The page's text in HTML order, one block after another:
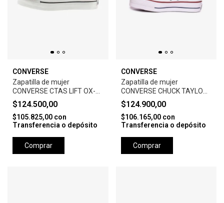
CONVERSE
Zapatilla de mujer
CONVERSE CTAS LIFT OX-
BLACK
$124.500,00
$105.825,00 con
Transferencia o depósito
Comprar
CONVERSE
Zapatilla de mujer
CONVERSE CHUCK TAYLOR
STAR LIFT HI-WHITE
$124.900,00
$106.165,00 con
Transferencia o depósito
Comprar